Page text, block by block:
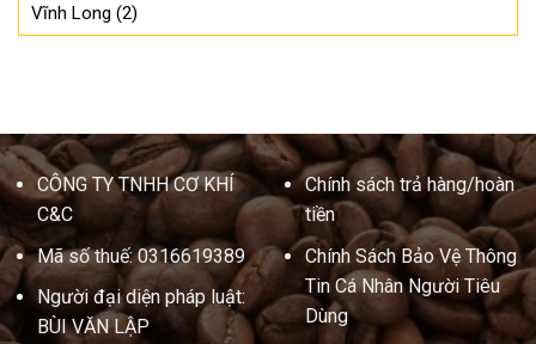
Vĩnh Long (2)
CÔNG TY TNHH CƠ KHÍ
C&C
Mã số thuế: 0316619389
Người đại diện pháp luật:
BÙI VĂN LẬP
Chính sách trả hàng/hoàn
tiền
Chính Sách Bảo Vệ Thông
Tin Cá Nhân Người Tiêu
Dùng